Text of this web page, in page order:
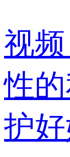
视频
性
护